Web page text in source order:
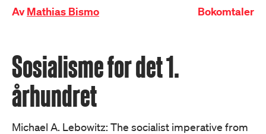
AvMathias Bismo Bokomtaler
Sosialisme for det 1.
århundret
Michael A. Lebowitz: The socialist imperative from